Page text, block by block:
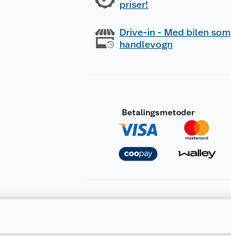
priser!
Drive-in - Med bilen som
handlevogn
Betalingsmetoder